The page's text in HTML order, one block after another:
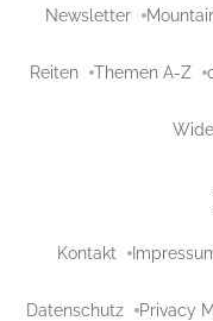
Newsletter
Reiten Themen A-Z
Kontakt
Datenschutz Privacy